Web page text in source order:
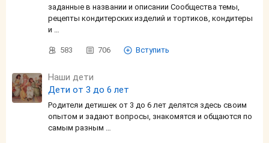
заданные в названии и описании Сообщества темы,
рецепты кондитерских изделий и тортиков, кондитеры
и …
583 706 Вступить
Наши дети
Дети от 3 до 6 лет
Родители детишек от 3 до 6 лет делятся здесь своим
опытом и задают вопросы, знакомятся и общаются по
самым разным …